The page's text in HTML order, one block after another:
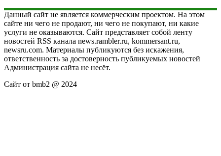
Данный сайт не является коммерческим проектом. На этом
сайте ни чего не продают, ни чего не покупают, ни какие
услуги не оказываются. Сайт представляет собой ленту
новостей RSS канала news.rambler.ru, kommersant.ru,
newsru.com. Материалы публикуются без искажения,
ответственность за достоверность публикуемых новостей
Администрация сайта не несёт.
Сайт от bmb2 @ 2024